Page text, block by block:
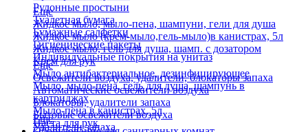
Рулонные простыни
Туалетная бумага
Бумажные салфетки
Гигиенические пакеты
Индивидуальные покрытия на унитаз
Еще
Жидкое мыло, мыло-пена, шампуни, гели для душа
Жидкое мыло (крем-мыло,гель-мыло)в канистрах, 5л
Жидкое мыло, гель для душа, шамп. с дозатором
Крем для рук
Мыло антибактериальное, дезинфицирующее
Мыло, мыло-пена, гель для душа, шампунь в
картриджах
Мыло-пена в канистрах, 5л
Паста для рук
Еще
Освежители воздуха, удалители, блокаторы запаха
Автоматические освежители воздуха
Блокаторы, удалители запаха
Бытовые освежители воздуха
Удалители запаха
Еще